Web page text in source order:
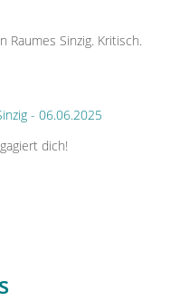
Raumes Sinzig. Kritisch.
- 06.06.2025
dich!